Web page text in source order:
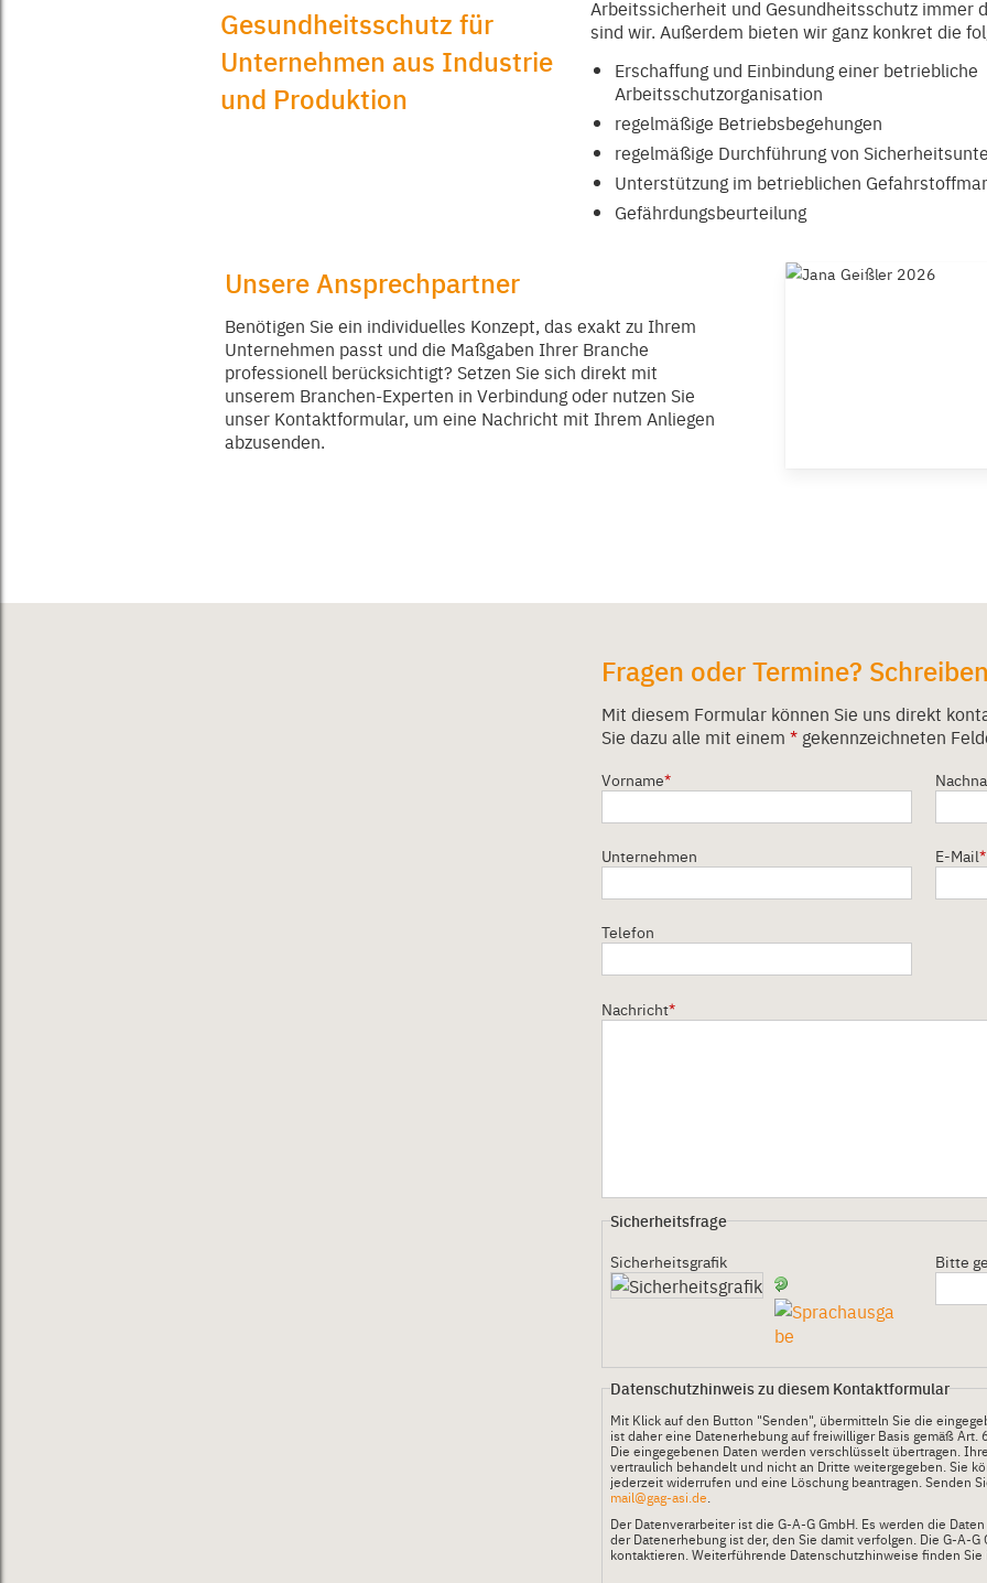
Gesundheitsschutz für
Unternehmen aus Industrie
und Produktion
Arbeitssicherheit und Gesundheitsschutz immer
sind wir. Außerdem bieten wir ganz konkret die
Erschaffung und Einbindung einer betriebliche
Arbeitsschutzorganisation
regelmäßige Betriebsbegehungen
regelmäßige Durchführung von
Unterstützung im betrieblichen
Gefährdungsbeurteilung
Unsere Ansprechpartner
Benötigen Sie ein individuelles Konzept, das exakt zu Ihrem
Unternehmen passt und die Maßgaben Ihrer Branche
professionell berücksichtigt? Setzen Sie sich direkt mit
unserem Branchen-Experten in Verbindung oder nutzen Sie
unser Kontaktformular, um eine Nachricht mit Ihrem Anliegen
abzusenden.
Fragen oder Termine?
Mit diesem Formular können Sie uns direkt
Sie dazu alle mit einem* gekennzeichneten
Vorname*
Unternehmen E-Mail*
Telefon
Nachricht*
Sicherheitsfrage
Sicherheitsgrafik
Bitte
Datenschutzhinweis zu diesem Kontaktformular
Mit Klick auf den Button "Senden", übermitteln Sie die
ist daher eine Datenerhebung auf freiwilliger Basis gemäß Art. 6
Die eingegebenen Daten werden verschlüsselt übertragen.
vertraulich behandelt und nicht an Dritte weitergegeben. Sie
jederzeit widerrufen und eine Löschung beantragen. Senden
mail@gag-asi.de
Der Datenverarbeiter ist die G-A-G GmbH. Es werden die
der Datenerhebung ist der, den Sie damit verfolgen. Die G-A-
kontaktieren. Weiterführende Datenschutzhinweise finden